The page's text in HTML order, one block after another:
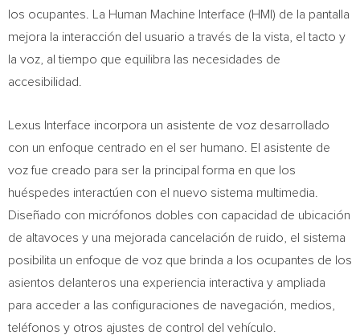
los ocupantes. La Human Machine Interface (HMI) de la pantalla
mejora la interacción del usuario a través de la vista, el tacto y
la voz, al tiempo que equilibra las necesidades de
accesibilidad.
Lexus Interface incorpora un asistente de voz desarrollado
con un enfoque centrado en el ser humano. El asistente de
voz fue creado para ser la principal forma en que los
huéspedes interactúen con el nuevo sistema multimedia.
Diseñado con micrófonos dobles con capacidad de ubicación
de altavoces y una mejorada cancelación de ruido, el sistema
posibilita un enfoque de voz que brinda a los ocupantes de los
asientos delanteros una experiencia interactiva y ampliada
para acceder a las configuraciones de navegación, medios,
teléfonos y otros ajustes de control del vehículo.